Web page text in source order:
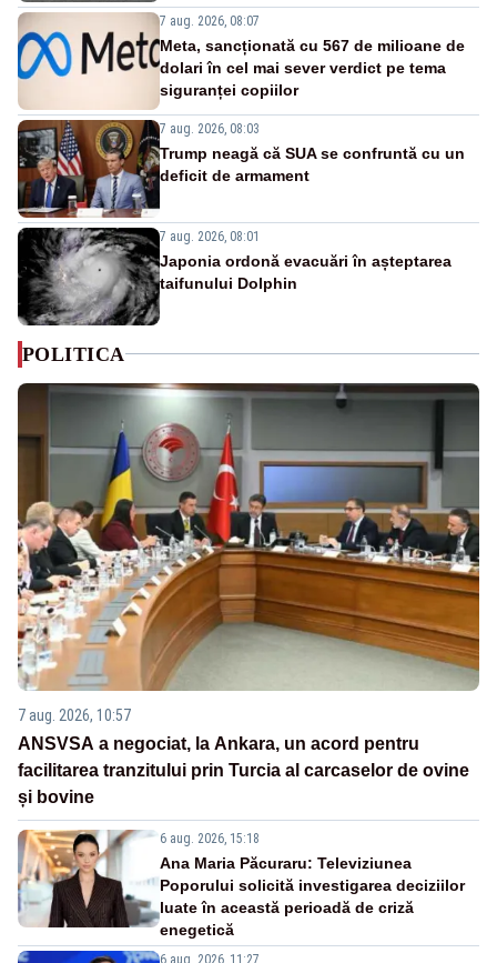
7 aug. 2026, 08:07
Meta, sancționată cu 567 de milioane de
dolari în cel mai sever verdict pe tema
siguranței copiilor
7 aug. 2026, 08:03
Trump neagă că SUA se confruntă cu un
deficit de armament
7 aug. 2026, 08:01
Japonia ordonă evacuări în așteptarea
taifunului Dolphin
POLITICA
7 aug. 2026, 10:57
ANSVSA a negociat, la Ankara, un acord pentru
facilitarea tranzitului prin Turcia al carcaselor de ovine
și bovine
6 aug. 2026, 15:18
Ana Maria Păcuraru: Televiziunea
Poporului solicită investigarea deciziilor
luate în această perioadă de criză
enegetică
6 aug. 2026, 11:27